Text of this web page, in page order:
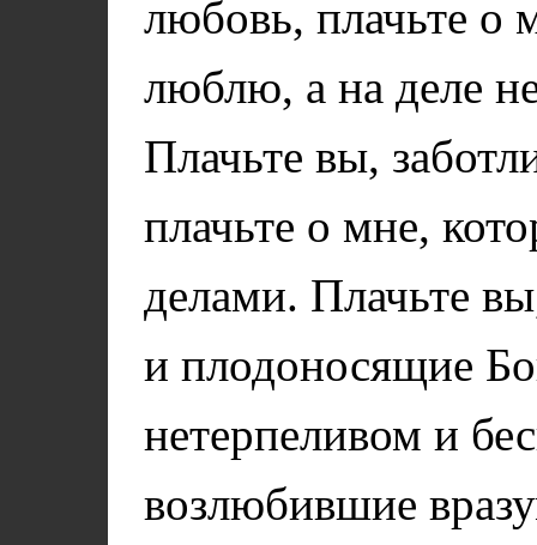
любовь, плачьте о
люблю, а на деле
Плачьте вы,
плачьте о мне,
делами. Плачьте
и плодоносящие
нетерпеливом и
возлюбившие